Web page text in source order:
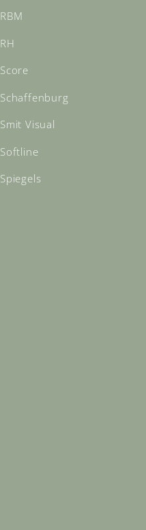
RBM
RH
Score
Schaffenburg
Smit Visual
Softline
Spiegels